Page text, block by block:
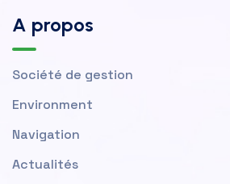
A propos
Société de gestion
Environment
Navigation
Actualités